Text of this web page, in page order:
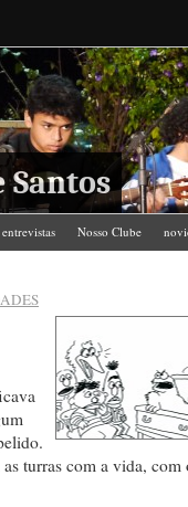
Santos
entrevistas Nosso Clube
turras com a vida, com